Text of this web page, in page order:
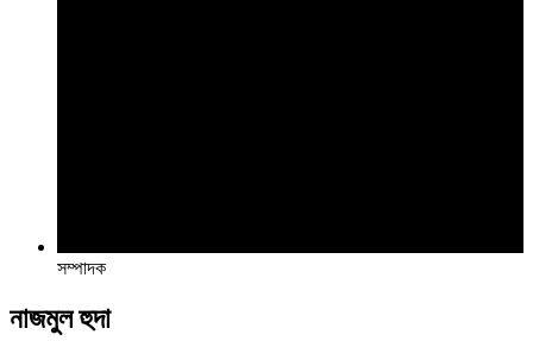
সম্পাদক
নাজমুল হুদা